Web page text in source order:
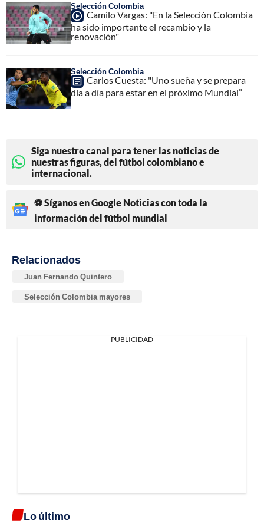
Selección Colombia
Camilo Vargas: "En la Selección Colombia
ha sido importante el recambio y la
renovación"
Selección Colombia
Carlos Cuesta: "Uno sueña y se prepara
día a día para estar en el próximo Mundial”
Siga nuestro canal para tener las noticias de
nuestras figuras, del fútbol colombiano e
internacional.
⚽ Síganos en Google Noticias con toda la
información del fútbol mundial
Relacionados
Juan Fernando Quintero
Selección Colombia mayores
PUBLICIDAD
Lo último